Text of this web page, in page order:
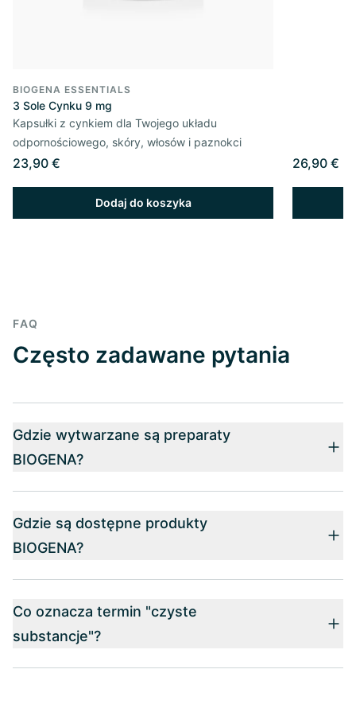
BIOGENA ESSENTIALS
3 Sole Cynku 9 mg
Kapsułki z cynkiem dla Twojego układu
odpornościowego, skóry, włosów i paznokci
23,90 €
Dodaj do koszyka
26,90 €
FAQ
Często zadawane pytania
Gdzie wytwarzane są preparaty
BIOGENA?
Gdzie są dostępne produkty
BIOGENA?
Co oznacza termin "czyste
substancje"?